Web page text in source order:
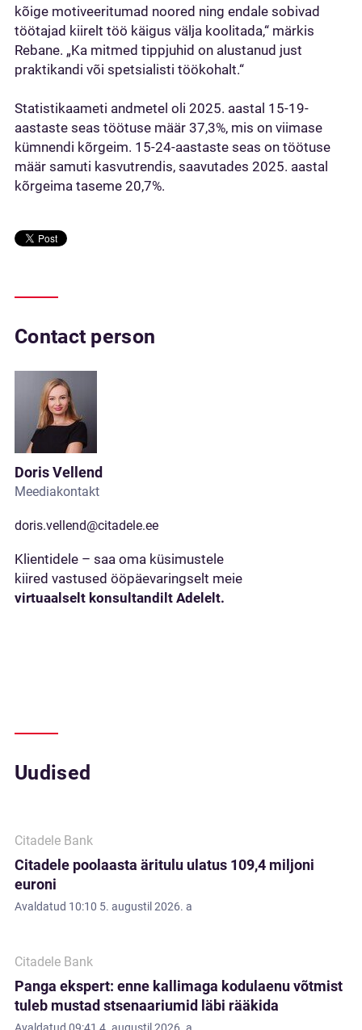
kõige motiveeritumad noored ning endale sobivad
töötajad kiirelt töö käigus välja koolitada,“ märkis
Rebane. „Ka mitmed tippjuhid on alustanud just
praktikandi või spetsialisti töökohalt.“
Statistikaameti andmetel oli 2025. aastal 15-19-
aastaste seas töötuse määr 37,3%, mis on viimase
kümnendi kõrgeim. 15-24-aastaste seas on töötuse
määr samuti kasvutrendis, saavutades 2025. aastal
kõrgeima taseme 20,7%.
Contact person
Doris Vellend
Meediakontakt
doris.vellend@citadele.ee
Klientidele – saa oma küsimustele
kiired vastused ööpäevaringselt meie
virtuaalselt konsultandilt Adelelt.
Uudised
Citadele Bank
Citadele poolaasta äritulu ulatus 109,4 miljoni
euroni
Avaldatud 10:10 5. augustil 2026. a
Citadele Bank
Panga ekspert: enne kallimaga kodulaenu võtmist
tuleb mustad stsenaariumid läbi rääkida